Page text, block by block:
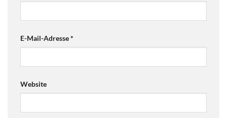
E-Mail-Adresse*
Website